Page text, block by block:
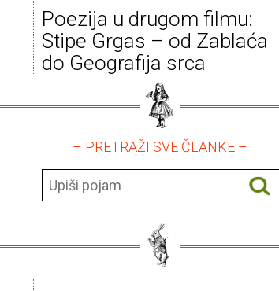
Poezija u drugom filmu:
Stipe Grgas – od Zablaća
do Geografija srca
– PRETRAŽI SVE ČLANKE –